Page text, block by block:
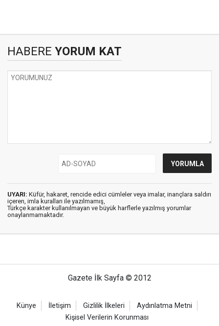
HABERE YORUM KAT
UYARI: Küfür, hakaret, rencide edici cümleler veya imalar, inançlara saldırı
içeren, imla kuralları ile yazılmamış,
Türkçe karakter kullanılmayan ve büyük harflerle yazılmış yorumlar
onaylanmamaktadır.
Gazete İlk Sayfa © 2012
Künye İletişim Gizlilik İlkeleri
Aydınlatma Metni
Kişisel Verilerin Korunması